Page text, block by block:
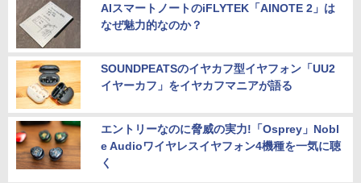
AIスマートノートのiFLYTEK「AINOTE 2」は
なぜ魅力的なのか？
SOUNDPEATSのイヤカフ型イヤフォン「UU2
イヤーカフ」をイヤカフマニアが語る
エントリーなのに脅威の実力!「Osprey」Nobl
e Audioワイヤレスイヤフォン4機種を一気に聴
く